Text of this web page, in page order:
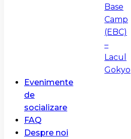
Base
Camp
(EBC)
–
Lacul
Gokyo
Evenimente
de
socializare
FAQ
Despre noi